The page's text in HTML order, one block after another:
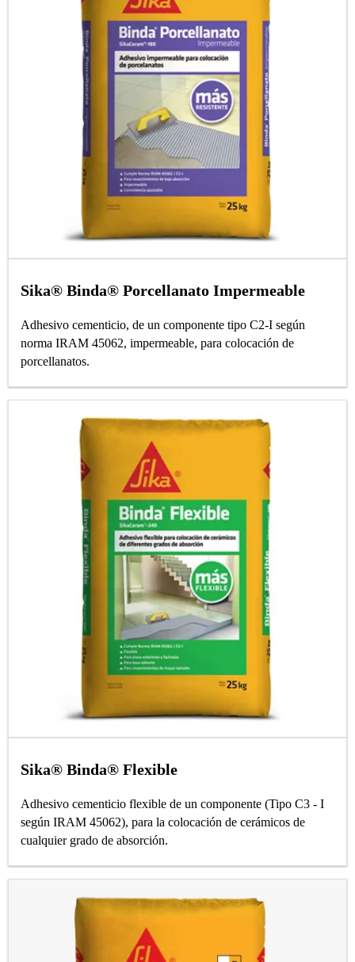
Sika® Binda® Porcellanato Impermeable
Adhesivo cementicio, de un componente tipo C2-I según
norma IRAM 45062, impermeable, para colocación de
porcellanatos.
Sika® Binda® Flexible
Adhesivo cementicio flexible de un componente (Tipo C3 - I
según IRAM 45062), para la colocación de cerámicos de
cualquier grado de absorción.